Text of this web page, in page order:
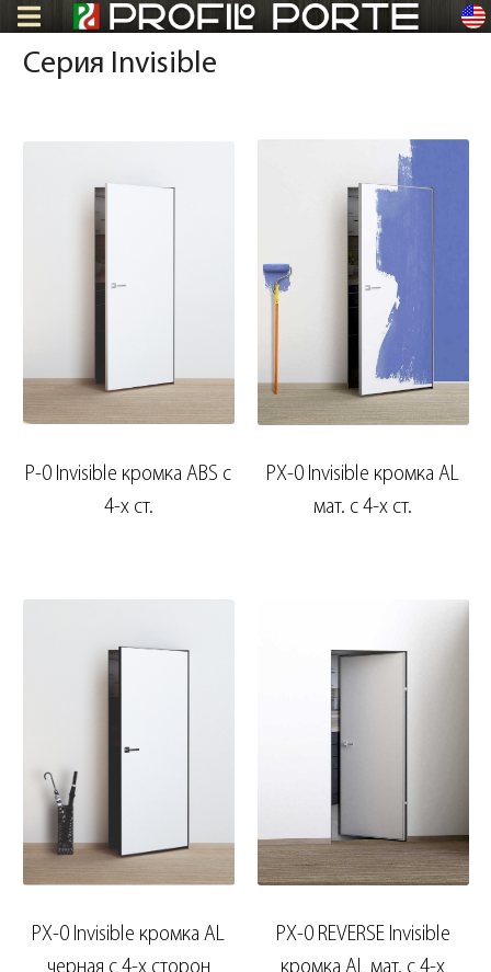
en
Серия Invisible
P-0 Invisible кромка ABS c
4-х ст.
PX-0 Invisible кромка AL
мат. с 4-х ст.
PX-0 Invisible кромка AL
черная с 4-х сторон
PX-0 REVERSE Invisible
кромка AL мат. с 4-х